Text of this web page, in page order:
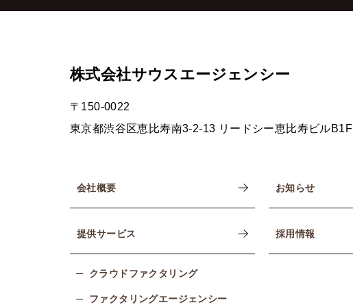
株式会社サウスエージェンシー
〒150-0022
東京都渋谷区恵比寿南3-2-13 リードシー恵比寿ビルB1F
会社概要
提供サービス
クラウドファクタリング
ファクタリングエージェンシー
お知らせ
採用情報